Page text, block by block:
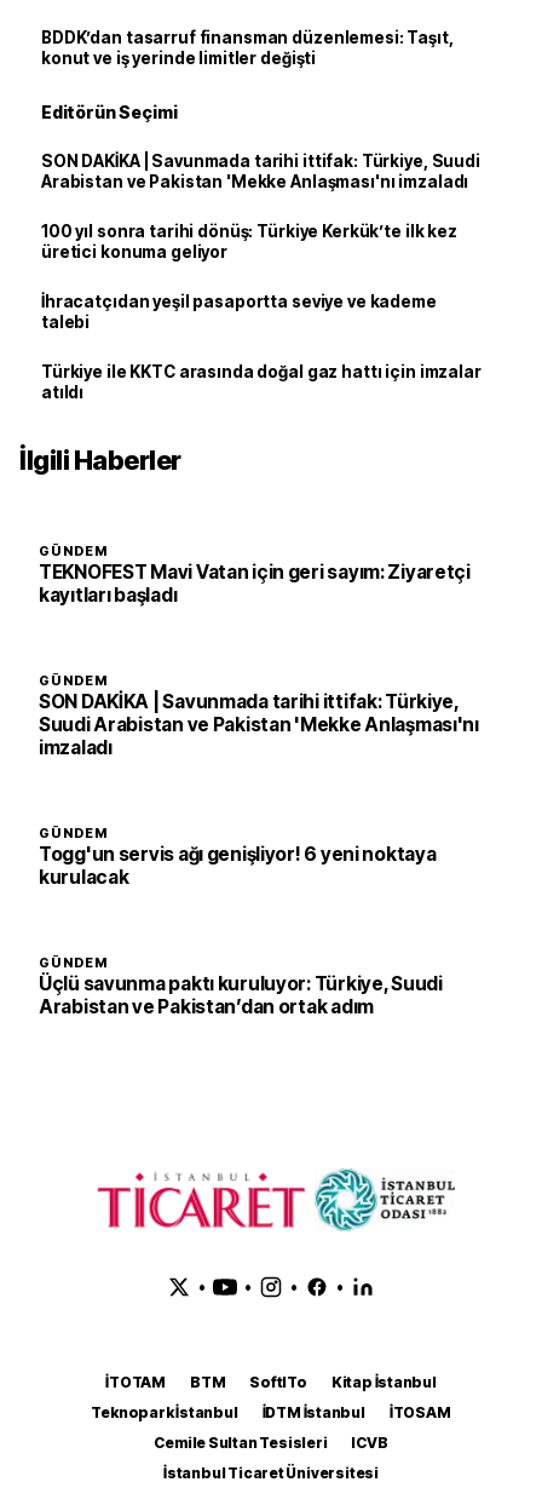
BDDK’dan tasarruf finansman düzenlemesi: Taşıt,
konut ve iş yerinde limitler değişti
Editörün Seçimi
SON DAKİKA | Savunmada tarihi ittifak: Türkiye, Suudi
Arabistan ve Pakistan 'Mekke Anlaşması'nı imzaladı
100 yıl sonra tarihi dönüş: Türkiye Kerkük’te ilk kez
üretici konuma geliyor
İhracatçıdan yeşil pasaportta seviye ve kademe
talebi
Türkiye ile KKTC arasında doğal gaz hattı için imzalar
atıldı
İlgili Haberler
GÜNDEM
TEKNOFEST Mavi Vatan için geri sayım: Ziyaretçi
kayıtları başladı
GÜNDEM
SON DAKİKA | Savunmada tarihi ittifak: Türkiye,
Suudi Arabistan ve Pakistan 'Mekke Anlaşması'nı
imzaladı
GÜNDEM
Togg'un servis ağı genişliyor! 6 yeni noktaya
kurulacak
GÜNDEM
Üçlü savunma paktı kuruluyor: Türkiye, Suudi
Arabistan ve Pakistan’dan ortak adım
• • • •
İTOTAM BTM SoftITo
Kitap İstanbul
Teknopark İstanbul
İDTM İstanbul
İTOSAM
Cemile Sultan Tesisleri
ICVB
İstanbul Ticaret Üniversitesi